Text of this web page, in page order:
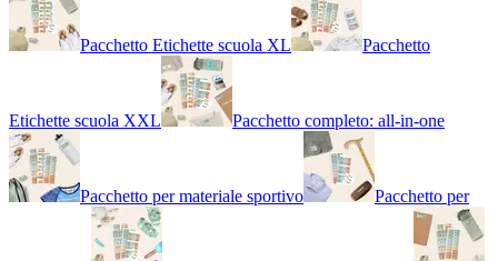
Pacchetto Etichette scuola XL Pacchetto
Etichette scuola XXL Pacchetto completo: all-in-one
Pacchetto per materiale sportivo Pacchetto per